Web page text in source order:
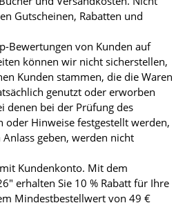
Gutscheinen, Rabatten und
Bewertungen von Kunden auf
können wir nicht sicherstellen,
Kunden stammen, die die Waren
genutzt oder erworben
denen bei der Prüfung des
Hinweise festgestellt werden,
geben, werden nicht
Kundenkonto. Mit dem
erhalten Sie 10 % Rabatt für Ihre
Mindestbestellwert von 49 €